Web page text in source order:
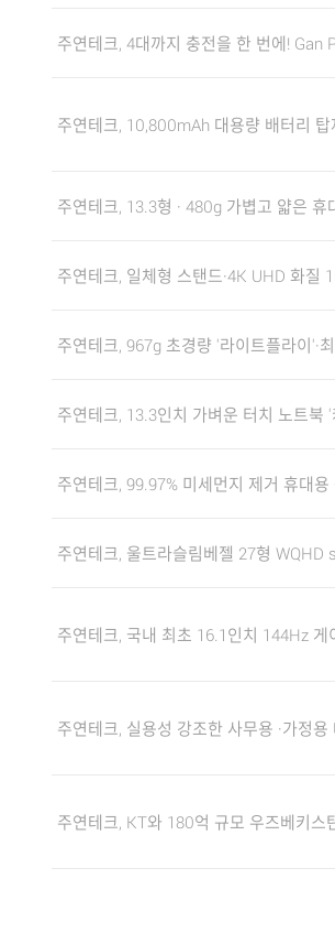
주연테크, 4대까지 충전을 한 번에! Gan
주연테크, 10,800mAh 대용량 배터리
주연테크, 13.3형 · 480g 가볍고 얇은
주연테크, 일체형 스탠드·4K UHD 화질
주연테크, 967g 초경량 '라이트플라이'·
주연테크, 13.3인치 가벼운 터치 노트북
주연테크, 99.97% 미세먼지 제거 휴대
주연테크, 울트라슬림베젤 27형 WQHD
주연테크, 국내 최초 16.1인치 144Hz
주연테크, 실용성 강조한 사무용 ·가정
주연테크, KT와 180억 규모 우즈베키